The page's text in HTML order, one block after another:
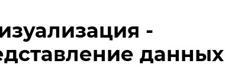
-
данных